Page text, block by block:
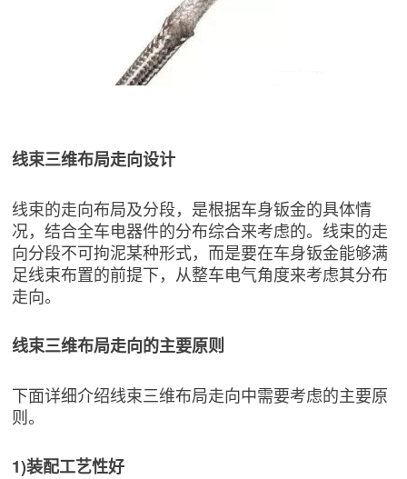
线束三维布局走向设计
线束的走向布局及分段，是根据车身钣金的具体情
况，结合全车电器件的分布综合来考虑的。线束的走
向分段不可拘泥某种形式，而是要在车身钣金能够满
足线束布置的前提下，从整车电气角度来考虑其分布
走向。
线束三维布局走向的主要原则
下面详细介绍线束三维布局走向中需要考虑的主要原
则。
1)装配工艺性好